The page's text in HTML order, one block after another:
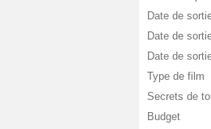
Date de
Date de
Date de
Type de film
Secrets de
Budget